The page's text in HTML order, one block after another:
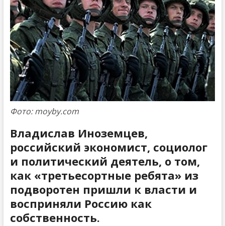
Фото: moyby.com
Владислав Иноземцев,
российский экономист, социолог
и политический деятель, о том,
как «третьесортные ребята» из
подворотен пришли к власти и
восприняли Россию как
собственность.